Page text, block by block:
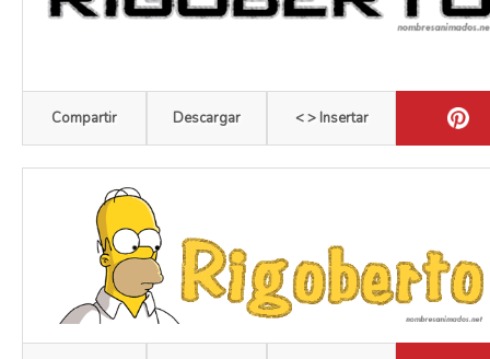
Compartir Descargar < > Insertar